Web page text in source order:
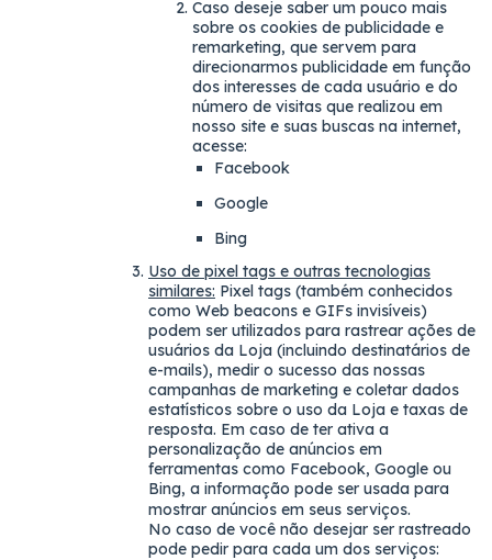
Caso deseje saber um pouco mais
sobre os cookies de publicidade e
remarketing, que servem para
direcionarmos publicidade em função
dos interesses de cada usuário e do
número de visitas que realizou em
nosso site e suas buscas na internet,
acesse:
Facebook
Google
Bing
Uso de pixel tags e outras tecnologias
similares: Pixel tags (também conhecidos
como Web beacons e GIFs invisíveis)
podem ser utilizados para rastrear ações de
usuários da Loja (incluindo destinatários de
e-mails), medir o sucesso das nossas
campanhas de marketing e coletar dados
estatísticos sobre o uso da Loja e taxas de
resposta. Em caso de ter ativa a
personalização de anúncios em
ferramentas como Facebook, Google ou
Bing, a informação pode ser usada para
mostrar anúncios em seus serviços.
No caso de você não desejar ser rastreado
pode pedir para cada um dos serviços: